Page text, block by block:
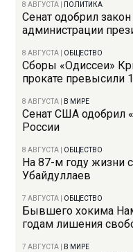
8 АВГУСТА ПОЛИТИКА
Сенат одобрил
администрации
8 АВГУСТА ОБЩЕСТВО
Сборы «Одиссеи»
прокате превысили
8 АВГУСТА В МИРЕ
Сенат США одобрил
России
8 АВГУСТА ОБЩЕСТВО
На 87-м году жизни
Убайдуллаев
7 АВГУСТА ОБЩЕСТВО
Бывшего хокима
годам лишения
7 АВГУСТА В МИРЕ